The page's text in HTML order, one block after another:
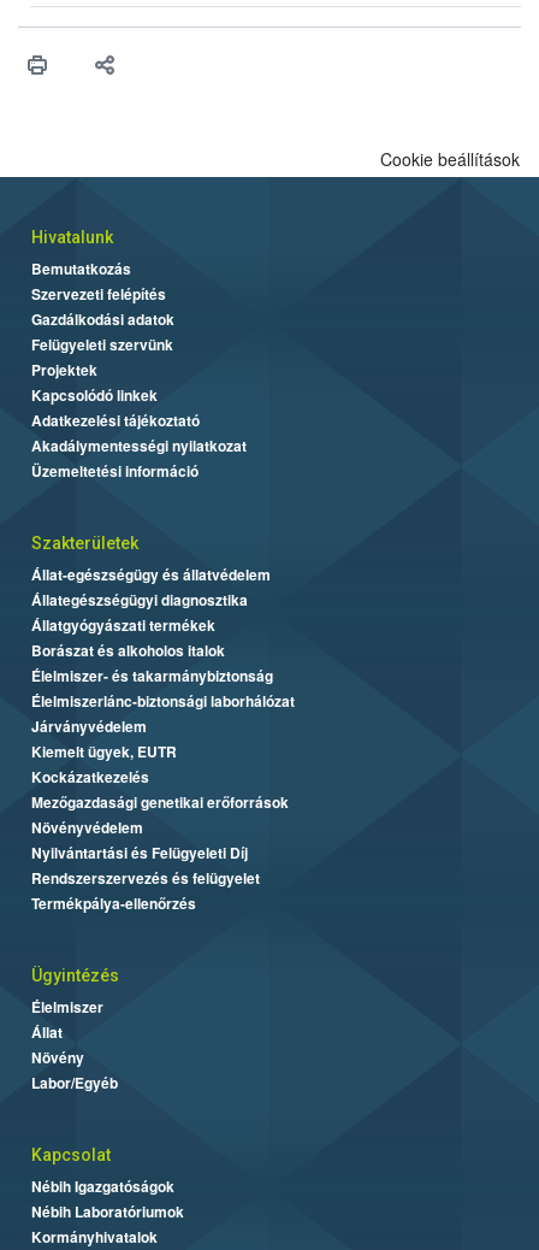
Cookie beállítások
Hivatalunk
Bemutatkozás
Szervezeti felépítés
Gazdálkodási adatok
Felügyeleti szervünk
Projektek
Kapcsolódó linkek
Adatkezelési tájékoztató
Akadálymentességi nyilatkozat
Üzemeltetési információ
Szakterületek
Állat-egészségügy és állatvédelem
Állategészségügyi diagnosztika
Állatgyógyászati termékek
Borászat és alkoholos italok
Élelmiszer- és takarmánybiztonság
Élelmiszerlánc-biztonsági laborhálózat
Járványvédelem
Kiemelt ügyek, EUTR
Kockázatkezelés
Mezőgazdasági genetikai erőforrások
Növényvédelem
Nyilvántartási és Felügyeleti Díj
Rendszerszervezés és felügyelet
Termékpálya-ellenőrzés
Ügyintézés
Élelmiszer
Állat
Növény
Labor/Egyéb
Kapcsolat
Nébih Igazgatóságok
Nébih Laboratóriumok
Kormányhivatalok